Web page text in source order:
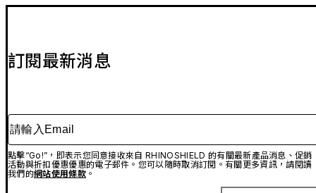
訂閱最新消息
請輸入Email
點擊“Go!”，即表示您同意接收來自 RHINOSHIELD 的有關最新產品消息、促銷
活動與折扣優惠優惠的電子郵件。您可以隨時取消訂閱。有關更多資訊，請閱讀
我們的網站使用條款。